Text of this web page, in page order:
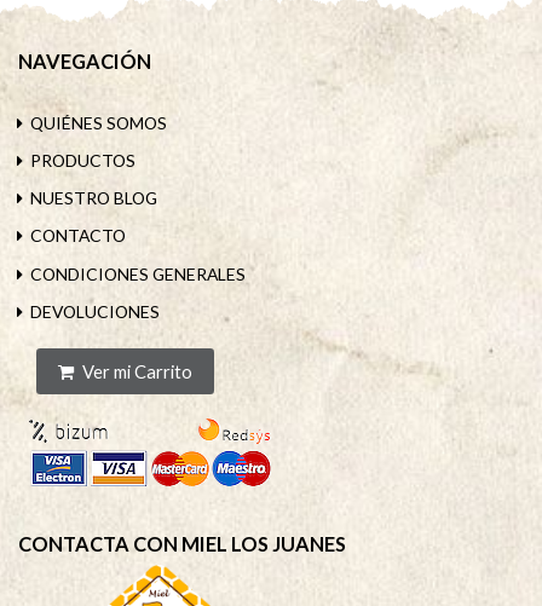
NAVEGACIÓN
QUIÉNES SOMOS
PRODUCTOS
NUESTRO BLOG
CONTACTO
CONDICIONES GENERALES
DEVOLUCIONES
Ver mi Carrito
CONTACTA CON MIEL LOS JUANES